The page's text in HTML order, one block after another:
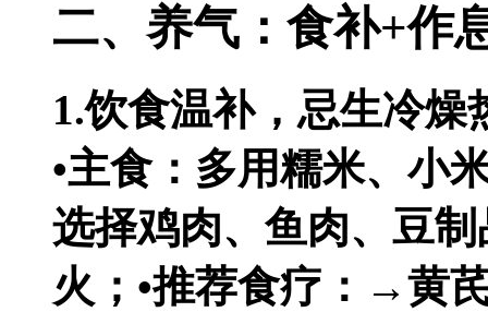
二、养气：食补+作
1.饮食温补，忌生冷燥
•主食：多用糯米、小
选择鸡肉、鱼肉、豆
火；•推荐食疗：→黄